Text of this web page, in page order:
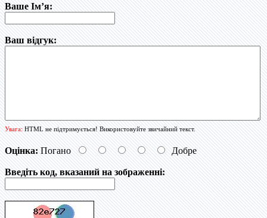
Ваше Ім’я:
Ваш відгук:
Увага:HTML не підтримується! Використовуйте звичайний текст.
Оцінка: Погано Добре
Введіть код, вказаний на зображенні: